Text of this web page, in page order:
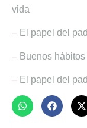
vida
– El papel del
– Buenos
– El papel del